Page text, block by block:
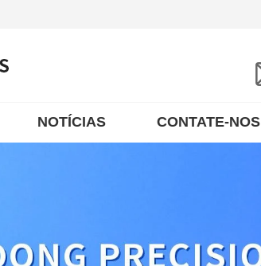
NOTÍCIAS CONTATE-NOS